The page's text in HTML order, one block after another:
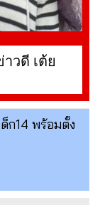
วดี เต้ย
ก14 พร้อมตั้ง